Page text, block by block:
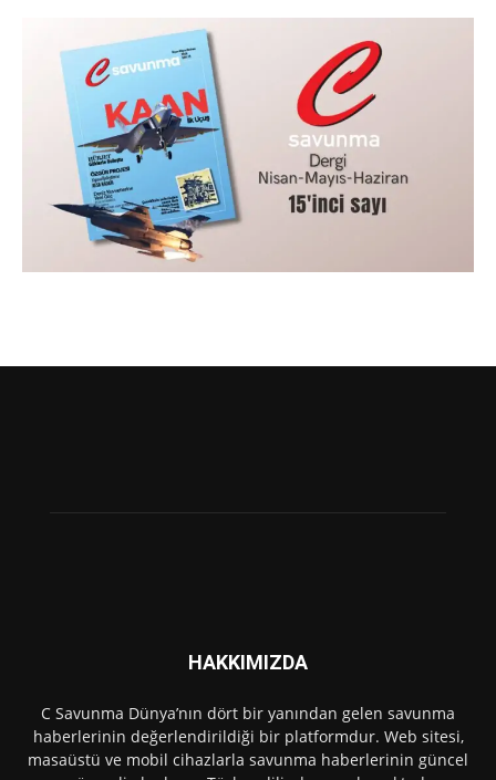
HAKKIMIZDA
C Savunma Dünya’nın dört bir yanından gelen savunma
haberlerinin değerlendirildiği bir platformdur. Web sitesi,
masaüstü ve mobil cihazlarla savunma haberlerinin güncel